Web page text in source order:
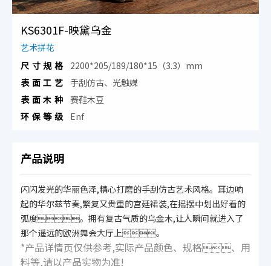
KS6301F-映黛乌金
艺术拼花
尺寸规格
2200*205/189/180*15（3.3）mm
表面工艺
手刮仿古、光触媒
表面木种 赛鞋木豆
环保等级
Enf
产品说明
闪闪发光的华丽色泽,精心打磨的手刮仿古艺术风格。耳边响
起的华尔兹节奏,繁复又贵重的宫廷裙装,在摇摆中划出好看的
弧度。拥有复古气质的乌金木,让人瞬间就进入了
那个遥远的欧洲舞会大厅上。
*产品详情页仅供参考,实际产品颜色、规格、用
料等,请以产品实物为准!